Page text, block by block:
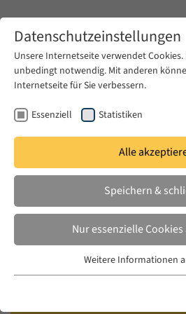
Zum Hauptinhalt springen
2025/ 2026
Dalia Halabi
Cultural Capital of a
Intersection of Class and
Identities of the Emerging
Israel
Datenschutzeinstellungen
Unsere Internetseite verwendet Cookies.
unbedingt notwendig. Mit anderen
Internetseite für Sie verbessern.
Essenziell Statistiken
Alle
Speichern &
Nur essenzielle
Essenzielle Cookies werden für
Weitere Informationen